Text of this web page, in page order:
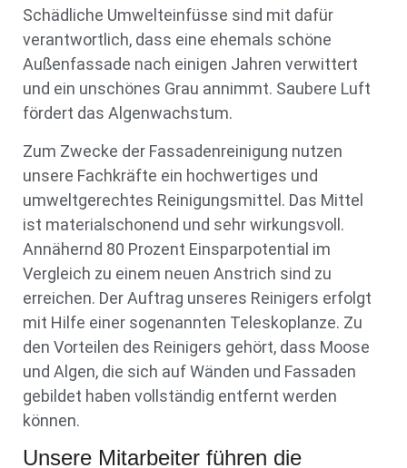
Schädliche Umwelteinfüsse sind mit dafür
verantwortlich, dass eine ehemals schöne
Außenfassade nach einigen Jahren verwittert
und ein unschönes Grau annimmt. Saubere Luft
fördert das Algenwachstum.
Zum Zwecke der Fassadenreinigung nutzen
unsere Fachkräfte ein hochwertiges und
umweltgerechtes Reinigungsmittel. Das Mittel
ist materialschonend und sehr wirkungsvoll.
Annähernd 80 Prozent Einsparpotential im
Vergleich zu einem neuen Anstrich sind zu
erreichen. Der Auftrag unseres Reinigers erfolgt
mit Hilfe einer sogenannten Teleskoplanze. Zu
den Vorteilen des Reinigers gehört, dass Moose
und Algen, die sich auf Wänden und Fassaden
gebildet haben vollständig entfernt werden
können.
Unsere Mitarbeiter führen die